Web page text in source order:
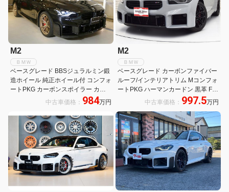
M2
ＢＭＷ
ベースグレード BBSジュラルミン鍛
造ホイール 純正ホイール付 コンフォ
ートPKG カーボンスポイラー カー
ボンドルフィンアンテナ
中古車価格： 984万円
M2
ＢＭＷ
ベースグレード カーボンファイバー
ルーフ/インテリアトリム Mコンフォ
ートPKG ハーマンカードン 黒革 Fシ
ートH アダプティブLEDヘッドライ
シート コンフォートアクセス
中古車価格： 997.5万円